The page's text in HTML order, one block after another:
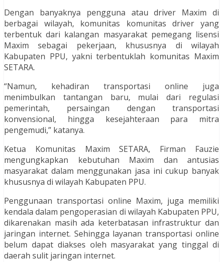
Dengan banyaknya pengguna atau driver Maxim di
berbagai wilayah, komunitas komunitas driver yang
terbentuk dari kalangan masyarakat pemegang lisensi
Maxim sebagai pekerjaan, khususnya di wilayah
Kabupaten PPU, yakni terbentuklah komunitas Maxim
SETARA.
“Namun, kehadiran transportasi online juga
menimbulkan tantangan baru, mulai dari regulasi
pemerintah, persaingan dengan transportasi
konvensional, hingga kesejahteraan para mitra
pengemudi,” katanya.
Ketua Komunitas Maxim SETARA, Firman Fauzie
mengungkapkan kebutuhan Maxim dan antusias
masyarakat dalam menggunakan jasa ini cukup banyak
khususnya di wilayah Kabupaten PPU.
Penggunaan transportasi online Maxim, juga memiliki
kendala dalam pengoperasian di wilayah Kabupaten PPU,
dikarenakan masih ada keterbatasan infrastruktur dan
jaringan internet. Sehingga layanan transportasi online
belum dapat diakses oleh masyarakat yang tinggal di
daerah sulit jaringan internet.